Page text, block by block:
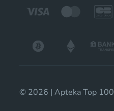
© 2026 | Apteka Top 100